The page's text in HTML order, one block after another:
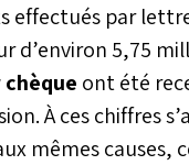
effectués par
d’environ 5,75
ont été
À ces chiffres
mêmes